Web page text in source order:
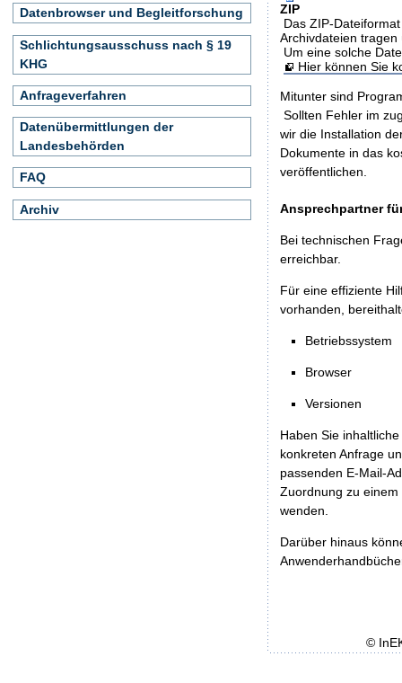
ZIP
Das ZIP-
Archivdateien
Um eine solche
Hier können Sie
Mitunter sind
Sollten Fehler im
wir die Installation
Dokumente in das
veröffentlichen.
Ansprechpartner
Bei technischen
erreichbar.
Für eine effiziente
vorhanden,
Betriebssystem
Browser
Versionen
Haben Sie
konkreten Anfrage
passenden E-Mail-
Zuordnung zu
wenden.
Darüber hinaus
Datenbrowser und Begleitforschung
Schlichtungsausschuss nach § 19
KHG
Anfrageverfahren
Datenübermittlungen der
Landesbehörden
FAQ
Archiv
©